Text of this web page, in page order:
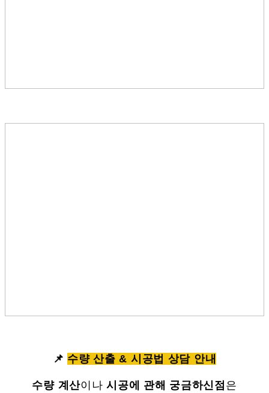
📌 수량 산출 & 시공법 상담 안내
수량 계산이나시공에 관해 궁금하신점 은